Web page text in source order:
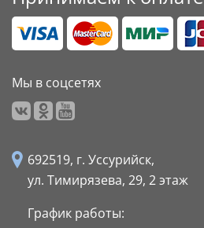
Мы в соцсетях
692519, г. Уссурийск,
ул. Тимирязева, 29, 2 этаж
График работы: